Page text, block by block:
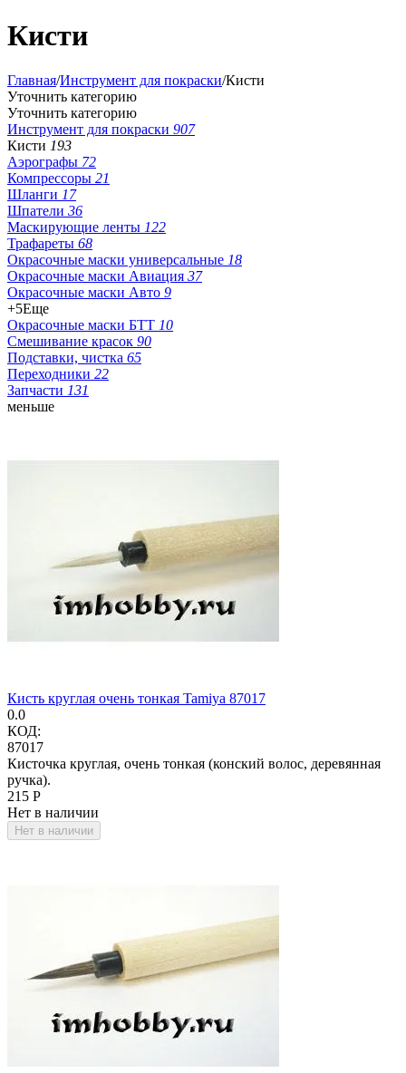
Кисти
Главная/Инструмент для покраски/Кисти
Уточнить категорию
Уточнить категорию
Инструмент для покраски 907
Кисти 193
Аэрографы 72
Компрессоры 21
Шланги 17
Шпатели 36
Маскирующие ленты 122
Трафареты 68
Окрасочные маски универсальные 18
Окрасочные маски Авиация 37
Окрасочные маски Авто 9
+5Еще
Окрасочные маски БТТ 10
Смешивание красок 90
Подставки, чистка 65
Переходники 22
Запчасти 131
меньше
Кисть круглая очень тонкая Tamiya 87017
0.0
КОД:
87017
Кисточка круглая, очень тонкая (конский волос, деревянная
ручка).
‍215‍ Р
Нет в наличии
Нет в наличии